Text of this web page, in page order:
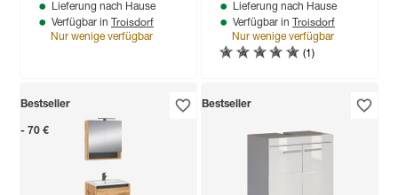
Lieferung nach Hause
Verfügbar in Troisdorf
Nur wenige verfügbar
Lieferung nach Hause
Verfügbar in Troisdorf
Nur wenige verfügbar
(1)
Bestseller
- 70 €
Bestseller